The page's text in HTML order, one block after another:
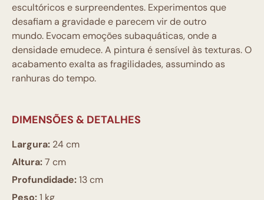
escultóricos e surpreendentes. Experimentos que
desafiam a gravidade e parecem vir de outro
mundo. Evocam emoções subaquáticas, onde a
densidade emudece. A pintura é sensível às texturas. O
acabamento exalta as fragilidades, assumindo as
ranhuras do tempo.
DIMENSÕES & DETALHES
Largura: 24 cm
Altura:7 cm
Profundidade:13 cm
Peso:1 kg